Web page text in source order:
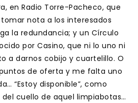
en Radio Torre-Pacheco, que
nota a los interesados
la redundancia; y un Círculo
por Casino, que ni lo uno ni
a darnos cobijo y cuartelillo. O
de oferta y me falta uno
“Estoy disponible”, como
cuello de aquel limpiabotas…